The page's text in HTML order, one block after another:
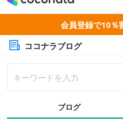
会員登録で10％
ココナラブログ
ブログ